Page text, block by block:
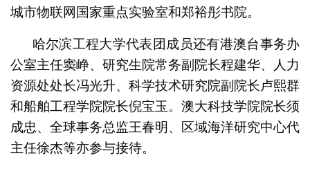
城市物联网国家重点实验室和郑裕彤书院。
哈尔滨工程大学代表团成员还有港澳台事务办
公室主任窦峥、研究生院常务副院长程建华、人力
资源处处长冯光升、科学技术研究院副院长卢熙群
和船舶工程学院院长倪宝玉。澳大科技学院院长须
成忠、全球事务总监王春明、区域海洋研究中心代
主任徐杰等亦参与接待。